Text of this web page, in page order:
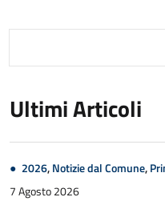
Ultimi Articoli
2026,Notizie dal Comune,
7 Agosto 2026